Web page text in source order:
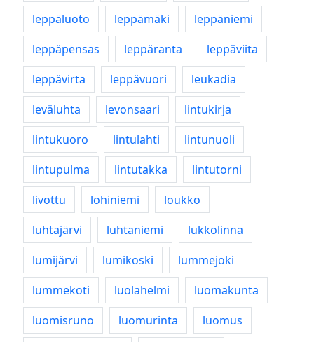
leppäluoto
leppämäki
leppäniemi
leppäpensas
leppäranta
leppäviita
leppävirta
leppävuori
leukadia
leväluhta
levonsaari
lintukirja
lintukuoro
lintulahti
lintunuoli
lintupulma
lintutakka
lintutorni
livottu
lohiniemi
loukko
luhtajärvi
luhtaniemi
lukkolinna
lumijärvi
lumikoski
lummejoki
lummekoti
luolahelmi
luomakunta
luomisruno
luomurinta
luomus